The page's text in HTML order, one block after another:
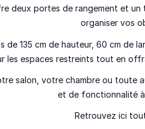
deux portes de rangement et
organiser vos
de 135 cm de hauteur, 60 cm
les espaces restreints tout en
salon, votre chambre ou toute
et de fonctionnalité
Retrouvez ici